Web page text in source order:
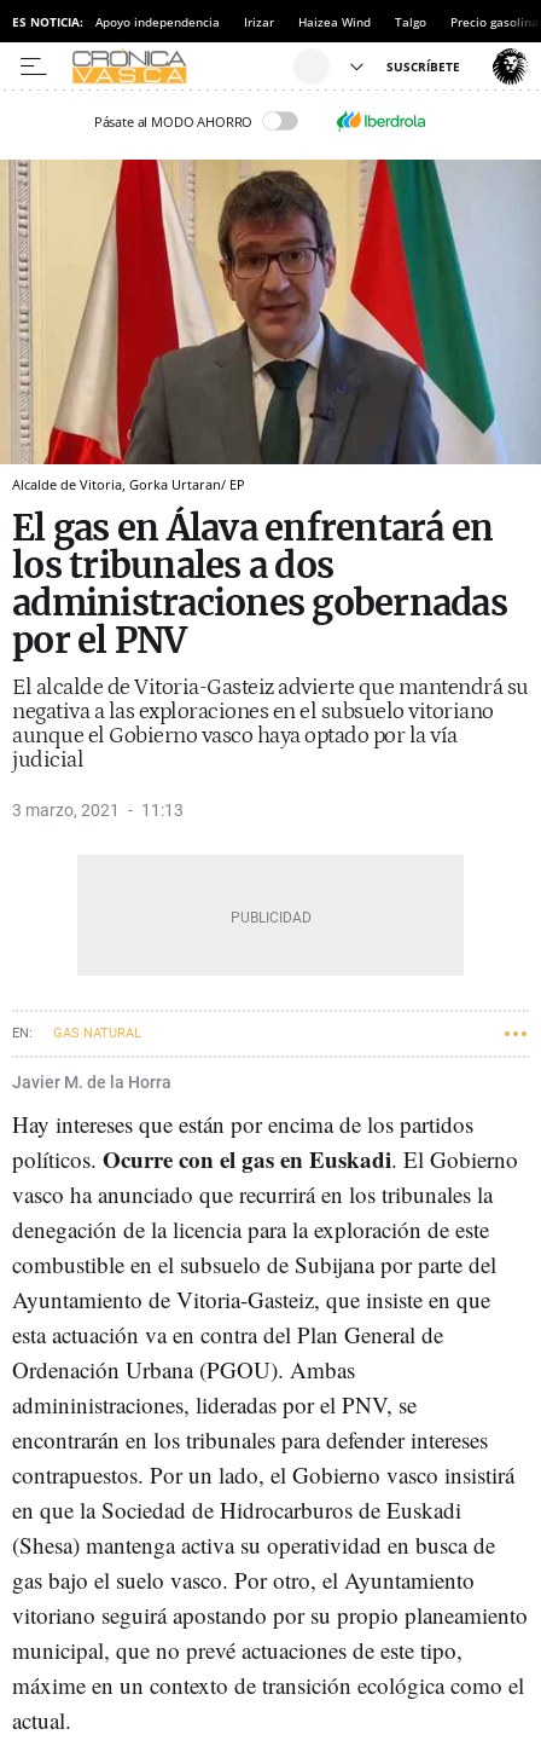
ES NOTICIA: Apoyo independencia Irizar Haizea Wind Talgo Precio gasolina
Pásate al MODO AHORRO
Alcalde de Vitoria, Gorka Urtaran/ EP
El gas en Álava enfrentará en
los tribunales a dos
administraciones gobernadas
por el PNV
El alcalde de Vitoria-Gasteiz advierte que mantendrá su
negativa a las exploraciones en el subsuelo vitoriano
aunque el Gobierno vasco haya optado por la vía
judicial
3 marzo, 2021 11:13
GAS NATURAL
Javier M. de la Horra
Hay intereses que están por encima de los partidos
políticos. Ocurre con el gas en Euskadi. El Gobierno
vasco ha anunciado que recurrirá en los tribunales la
denegación de la licencia para la exploración de este
combustible en el subsuelo de Subijana por parte del
Ayuntamiento de Vitoria-Gasteiz, que insiste en que
esta actuación va en contra del Plan General de
Ordenación Urbana (PGOU). Ambas
admininistraciones, lideradas por el PNV, se
encontrarán en los tribunales para defender intereses
contrapuestos. Por un lado, el Gobierno vasco insistirá
en que la Sociedad de Hidrocarburos de Euskadi
(Shesa) mantenga activa su operatividad en busca de
gas bajo el suelo vasco. Por otro, el Ayuntamiento
vitoriano seguirá apostando por su propio planeamiento
municipal, que no prevé actuaciones de este tipo,
máxime en un contexto de transición ecológica como el
actual.